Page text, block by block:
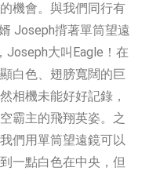
機會。與我們同行有
Joseph揹著單筒望遠
Joseph大叫Eagle！在
白色、翅膀寬闊的巨
相機未能好好記錄，
霸主的飛翔英姿。之
們用單筒望遠鏡可以
一點白色在中央，但